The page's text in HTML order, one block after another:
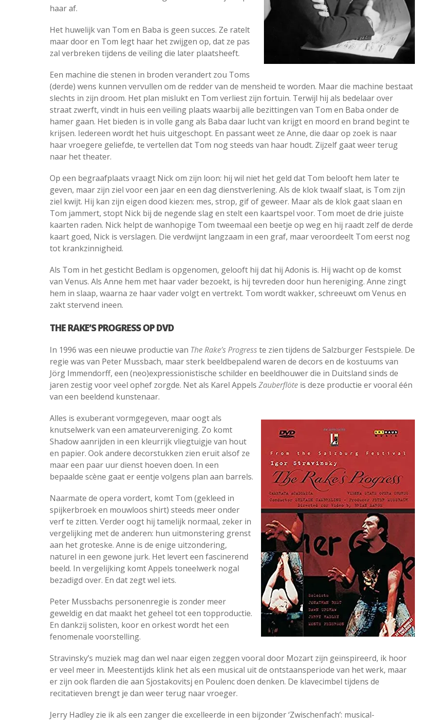
haar af.
Het huwelijk van Tom en Baba is geen succes. Ze ratelt
maar door en Tom legt haar het zwijgen op, dat ze pas
zal verbreken tijdens de veiling die later plaatsheeft.
Een machine die stenen in broden verandert zou Toms
(derde) wens kunnen vervullen om de redder van de mensheid te worden. Maar die machine bestaat
slechts in zijn droom. Het plan mislukt en Tom verliest zijn fortuin. Terwijl hij als bedelaar over
straat zwerft, vindt in huis een veiling plaats waarbij alle bezittingen van Tom en Baba onder de
hamer gaan. Het bieden is in volle gang als Baba daar lucht van krijgt en moord en brand begint te
krijsen. Iedereen wordt het huis uitgeschopt. En passant weet ze Anne, die daar op zoek is naar
haar vroegere geliefde, te vertellen dat Tom nog steeds van haar houdt. Zijzelf gaat weer terug
naar het theater.
Op een begraafplaats vraagt Nick om zijn loon: hij wil niet het geld dat Tom belooft hem later te
geven, maar zijn ziel voor een jaar en een dag dienstverlening. Als de klok twaalf slaat, is Tom zijn
ziel kwijt. Hij kan zijn eigen dood kiezen: mes, strop, gif of geweer. Maar als de klok gaat slaan en
Tom jammert, stopt Nick bij de negende slag en stelt een kaartspel voor. Tom moet de drie juiste
kaarten raden. Nick helpt de wanhopige Tom tweemaal een beetje op weg en hij raadt zelf de derde
kaart goed, Nick is verslagen. Die verdwijnt langzaam in een graf, maar veroordeelt Tom eerst nog
tot krankzinnigheid.
Als Tom in het gesticht Bedlam is opgenomen, gelooft hij dat hij Adonis is. Hij wacht op de komst
van Venus. Als Anne hem met haar vader bezoekt, is hij tevreden door hun hereniging. Anne zingt
hem in slaap, waarna ze haar vader volgt en vertrekt. Tom wordt wakker, schreeuwt om Venus en
zakt stervend ineen.
THE RAKE’S PROGRESS OP DVD
In 1996 was een nieuwe productie van The Rake’s Progresste zien tijdens de Salzburger Festspiele. De
regie was van Peter Mussbach, maar sterk beeldbepalend waren de decors en de kostuums van
Jörg Immendorff, een (neo)expressionistische schilder en beeldhouwer die in Duitsland sinds de
jaren zestig voor veel ophef zorgde. Net als Karel Appels Zauberflöte is deze productie er vooral één
van een beeldend kunstenaar.
Alles is exuberant vormgegeven, maar oogt als
knutselwerk van een amateurvereniging. Zo komt
Shadow aanrijden in een kleurrijk vliegtuigje van hout
en papier. Ook andere decorstukken zien eruit alsof ze
maar een paar uur dienst hoeven doen. In een
bepaalde scène gaat er eentje volgens plan aan barrels.
Naarmate de opera vordert, komt Tom (gekleed in
spijkerbroek en mouwloos shirt) steeds meer onder
verf te zitten. Verder oogt hij tamelijk normaal, zeker in
vergelijking met de anderen: hun uitmonstering grenst
aan het groteske. Anne is de enige uitzondering,
naturel in een gewone jurk. Het levert een fascinerend
beeld. In vergelijking komt Appels toneelwerk nogal
bezadigd over. En dat zegt wel iets.
Peter Mussbachs personenregie is zonder meer
geweldig en dat maakt het geheel tot een topproductie.
En dankzij solisten, koor en orkest wordt het een
fenomenale voorstelling.
Stravinsky’s muziek mag dan wel naar eigen zeggen vooral door Mozart zijn geïnspireerd, ik hoor
er veel meer in. Meestentijds klink het als een musical uit de ontstaansperiode van het werk, maar
er zijn ook flarden die aan Sjostakovitsj en Poulenc doen denken. De klavecimbel tijdens de
recitatieven brengt je dan weer terug naar vroeger.
Jerry Hadley zie ik als een zanger die excelleerde in een bijzonder ‘Zwischenfach’: musical-